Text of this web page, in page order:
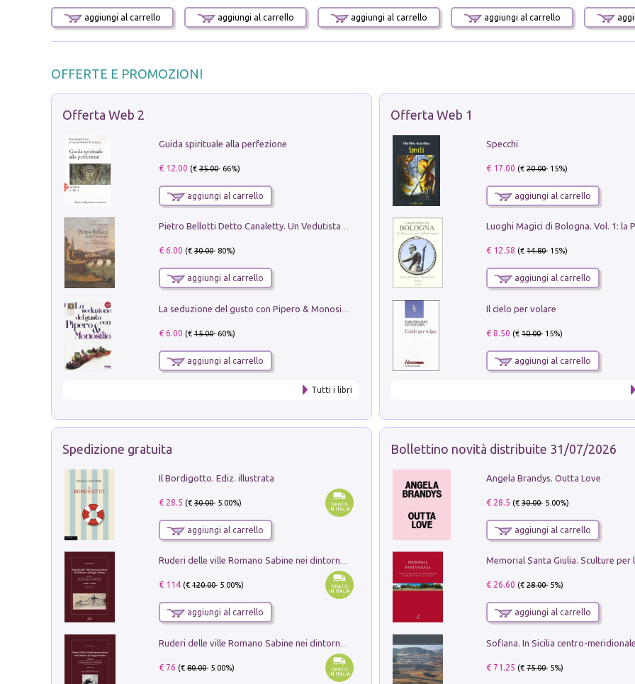
aggiungi al carrello aggiungi al carrello aggiungi al carrello aggiungi al carrello
OFFERTE E PROMOZIONI
Offerta Web 2
Guida spirituale alla perfezione
€ 12.00 (€35.00- 66%)
aggiungi al carrello
Pietro Bellotti Detto Canaletty. Un Vedutista Veneziano nella Francia dell'Ancien Régime
€ 6.00 (€30.00- 80%)
aggiungi al carrello
€ 6.00 (€15.00- 60%)
aggiungi al carrello
Tutti i libri
Offerta Web 1
Specchi
€ 17.00 (€20.00- 15%)
aggiungi al carrello
€ 12.58 (€14.80- 15%)
aggiungi al carrello
Il cielo per volare
€ 8.50 (€10.00- 15%)
aggiungi al carrello
Spedizione gratuita
Il Bordigotto. Ediz. illustrata
€ 28.5 (€30.00- 5.00%)
aggiungi al carrello
Ruderi delle ville Romano Sabine nei dintorni di Poggio Mirteto. Illustrati dal dott.re prof.re cav.re Ercole Nardi regio ispettore degli scavi e monumenti. Anno 1885. Tavole e studio. Con 25 tavole fuori testo in cartella editoriale
€ 114(€120.00- 5.00%)
aggiungi al carrello
€ 76 (€80.00- 5.00%)
Bollettino novità distribuite 31/07/2026
Angela Brandys. Outta Love
€ 28.5 (€30.00- 5.00%)
aggiungi al carrello
€ 26.60 (€28.00- 5%)
aggiungi al carrello
€ 71.25 (€75.00- 5%)